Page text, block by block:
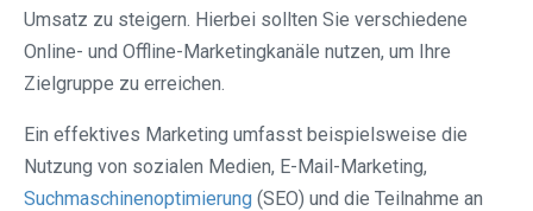
Umsatz zu steigern. Hierbei sollten Sie verschiedene
Online- und Offline-Marketingkanäle nutzen, um Ihre
Zielgruppe zu erreichen.
Ein effektives Marketing umfasst beispielsweise die
Nutzung von sozialen Medien, E-Mail-Marketing,
Suchmaschinenoptimierung (SEO) und die Teilnahme an